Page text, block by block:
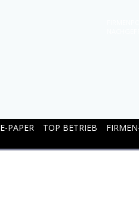
E-PAPER TOP BETRIEB